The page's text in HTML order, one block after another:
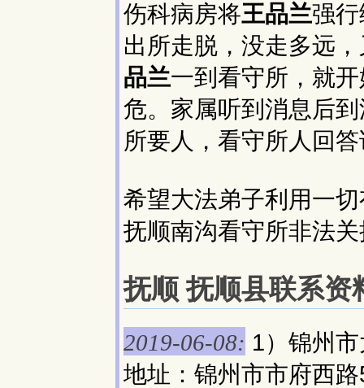
伤科病房将王品兰强
出所走脱，没走多远
品兰一到看守所，就
危。家属听到消息后
所要人，看守所人回
希望大法弟子利用一
抚顺南沟看守所非法
抚顺 抚顺县联系资
2019-06-08: 1）锦州
地址：锦州市市府西